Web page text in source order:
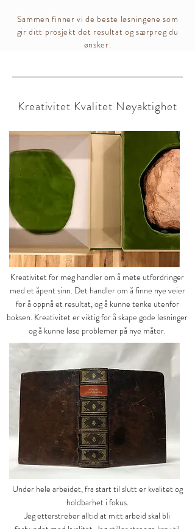
Sammen finner vi de beste løsningene som
gir ditt prosjekt det resultat og særpreg du
ønsker.
Kreativitet Kvalitet Nøyaktighet
Kreativitet for meg handler om å møte utfordringer
med et åpent sinn. Det handler om å finne nye veier
for å oppnå et resultat, og å kunne tenke utenfor
boksen. Kreativitet er viktig for å skape gode løsninger
og å kunne løse problemer på nye måter.
Under hele arbeidet, fra start til slutt er kvalitet og
holdbarhet i fokus.
Jeg etterstreber alltid at mitt arbeid skal bli